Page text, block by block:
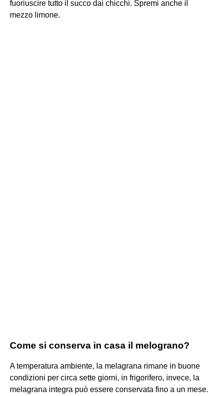
fuoriuscire tutto il succo dai chicchi. Spremi anche il
mezzo limone.
Come si conserva in casa il melograno?
A temperatura ambiente, la melagrana rimane in buone
condizioni per circa sette giorni, in frigorifero, invece, la
melagrana integra può essere conservata fino a un mese.